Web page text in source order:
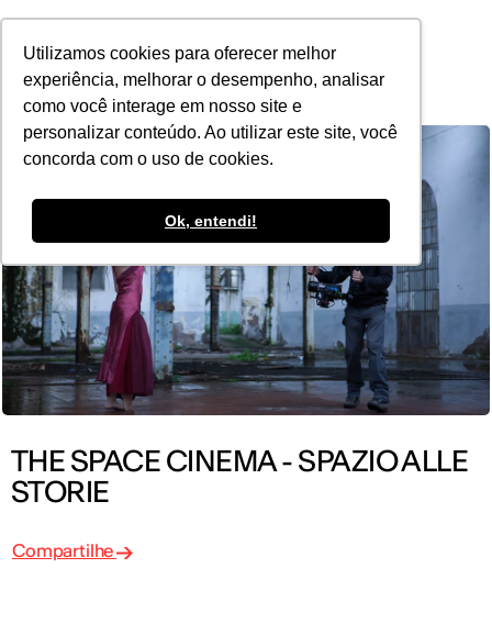
Utilizamos cookies para oferecer melhor
experiência, melhorar o desempenho, analisar
como você interage em nosso site e
personalizar conteúdo. Ao utilizar este site, você
concorda com o uso de cookies.
Ok, entendi!
POR
THE SPACE CINEMA - SPAZIO ALLE
STORIE
Compartilhe